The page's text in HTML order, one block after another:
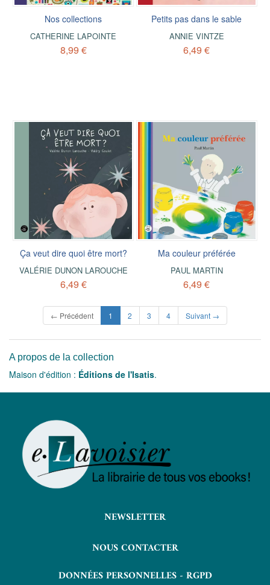
Nos collections
CATHERINE LAPOINTE
8,99 €
Petits pas dans le sable
ANNIE VINTZE
6,49 €
Ça veut dire quoi être mort?
VALÉRIE DUNON LAROUCHE
6,49 €
Ma couleur préférée
PAUL MARTIN
6,49 €
← Précédent 1 (current)
2 3 4 Suivant →
A propos de la collection
Maison d'édition : Éditions de l'Isatis.
NEWSLETTER
NOUS CONTACTER
DONNÉES PERSONNELLES - RGPD